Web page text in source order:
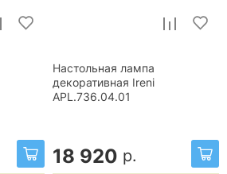
Настольная лампа
декоративная Ireni
APL.736.04.01
18 920 р.